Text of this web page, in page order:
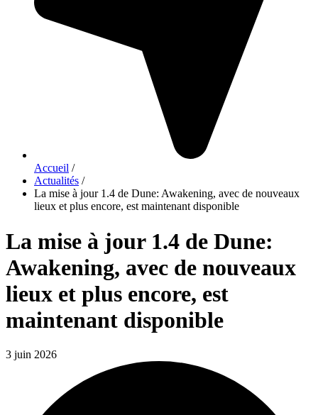
Accueil /
Actualités /
La mise à jour 1.4 de Dune: Awakening, avec de nouveaux
lieux et plus encore, est maintenant disponible
La mise à jour 1.4 de Dune:
Awakening, avec de nouveaux
lieux et plus encore, est
maintenant disponible
3 juin 2026